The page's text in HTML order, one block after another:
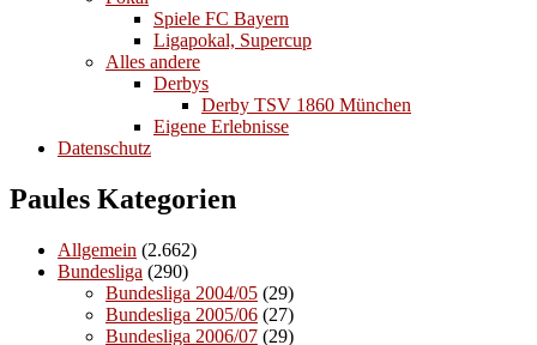
Spiele FC Bayern
Ligapokal, Supercup
Alles andere
Derbys
Derby TSV 1860 München
Eigene Erlebnisse
Datenschutz
Paules Kategorien
Allgemein (2.662)
Bundesliga (290)
Bundesliga 2004/05 (29)
Bundesliga 2005/06 (27)
Bundesliga 2006/07 (29)